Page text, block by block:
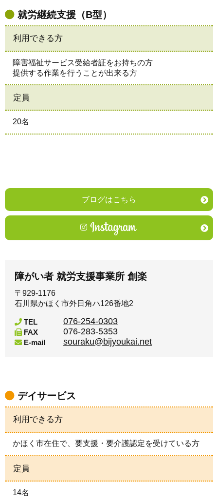
就労継続支援（B型）
利用できる方
障害福祉サービス受給者証をお持ちの方
提供する作業を行うことが出来る方
定員
20名
ブログはこちら
障がい者 就労支援事業所 創楽
〒929-1176
石川県かほく市外日角ハ126番地2
TEL 076-254-0303
FAX 076-283-5353
E-mail souraku@bijyoukai.net
デイサービス
利用できる方
かほく市在住で、要支援・要介護認定を受けている方
定員
14名